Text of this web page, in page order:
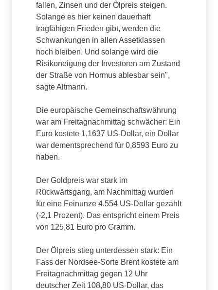
fallen, Zinsen und der Ölpreis steigen.
Solange es hier keinen dauerhaft
tragfähigen Frieden gibt, werden die
Schwankungen in allen Assetklassen
hoch bleiben. Und solange wird die
Risikoneigung der Investoren am Zustand
der Straße von Hormus ablesbar sein",
sagte Altmann.
Die europäische Gemeinschaftswährung
war am Freitagnachmittag schwächer: Ein
Euro kostete 1,1637 US-Dollar, ein Dollar
war dementsprechend für 0,8593 Euro zu
haben.
Der Goldpreis war stark im
Rückwärtsgang, am Nachmittag wurden
für eine Feinunze 4.554 US-Dollar gezahlt
(-2,1 Prozent). Das entspricht einem Preis
von 125,81 Euro pro Gramm.
Der Ölpreis stieg unterdessen stark: Ein
Fass der Nordsee-Sorte Brent kostete am
Freitagnachmittag gegen 12 Uhr
deutscher Zeit 108,80 US-Dollar, das